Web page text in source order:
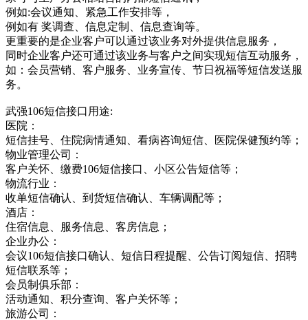
例如:会议通知、紧急工作安排等，
例如有 奖调查、信息定制、信息查询等。
更重要的是企业客户可以通过该业务对外提供信息服务，
同时企业客户还可通过该业务与客户之间实现短信互动服务，
如：会员营销、客户服务、业务宣传、节日祝福等短信发送服
务。
武强106短信接口用途:
医院：
短信挂号、住院病情通知、看病咨询短信、医院保健预约等；
物业管理公司：
客户关怀、缴费106短信接口、小区公告短信等；
物流行业：
收单短信确认、到货短信确认、车辆调配等；
酒店：
住宿信息、服务信息、客房信息；
企业办公：
会议106短信接口确认、短信日程提醒、公告订阅短信、招聘
短信联系等；
会员制俱乐部：
活动通知、积分查询、客户关怀等；
旅游公司：